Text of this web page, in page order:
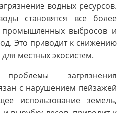
водных ресурсов.
становятся все более
промышленных выбросов и
Это приводит к снижению
местных экосистем.
загрязнения
с нарушением пейзажей
использование земель,